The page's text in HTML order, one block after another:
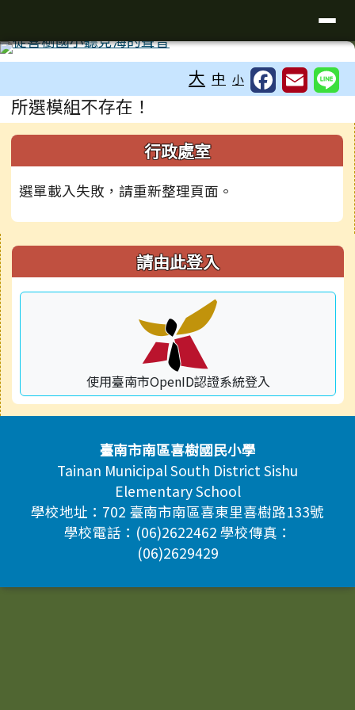
⏸
大 中 小
主內容區域
所選模組不存在！
左邊區域內容 行政處室
選單載入失敗，請重新整理頁面。
右邊區域內容 請由此登入
使用臺南市OpenID認證系統登入
頁尾區域
頁尾區域內容臺南市南區喜樹國民小學
Tainan Municipal South District Sishu
Elementary School
學校地址：702 臺南市南區喜東里喜樹路133號
學校電話：(06)2622462 學校傳真：
(06)2629429